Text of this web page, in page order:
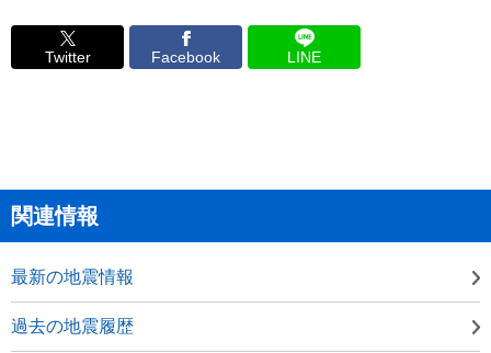
Twitter Facebook LINE
関連情報
最新の地震情報
過去の地震履歴